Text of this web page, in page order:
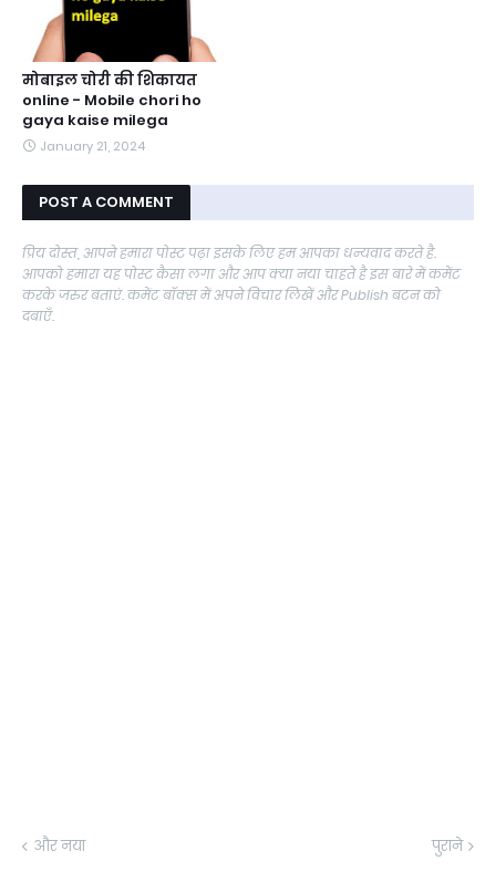
मोबाइल चोरी की शिकायत
online - Mobile chori ho
gaya kaise milega
January 21, 2024
POST A COMMENT
प्रिय दोस्त, आपने हमारा पोस्ट पढ़ा इसके लिए हम आपका धन्यवाद करते है.
आपको हमारा यह पोस्ट कैसा लगा और आप क्या नया चाहते है इस बारे में कमेंट
करके जरुर बताएं. कमेंट बॉक्स में अपने विचार लिखें और Publish बटन को
दबाएँ.
और नया पुराने